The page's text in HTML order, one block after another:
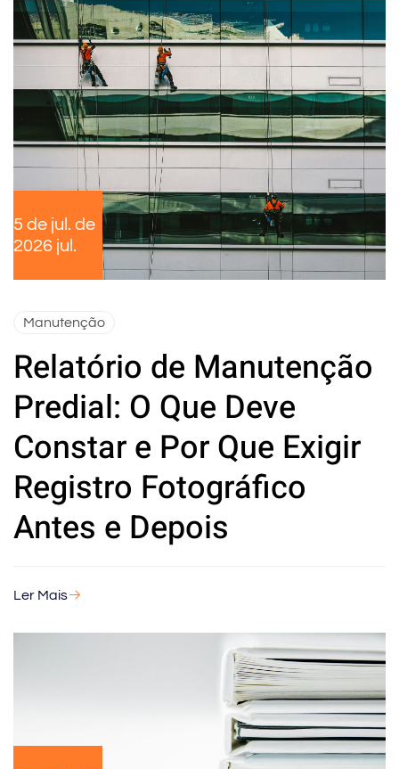
5 de jul. de
2026 jul.
Manutenção
Relatório de Manutenção
Predial: O Que Deve
Constar e Por Que Exigir
Registro Fotográfico
Antes e Depois
Ler Mais